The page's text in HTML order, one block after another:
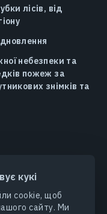
кукі
cookie, щоб
сайту. Ми
лісів, від
небезпеки та
пожеж за
знімків та